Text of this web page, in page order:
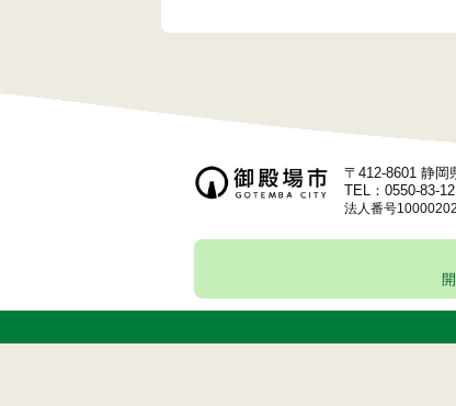
シ
ン
〒412-8601 静岡
TEL：0550-83-
法人番号